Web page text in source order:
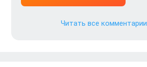
Читать все комментарии